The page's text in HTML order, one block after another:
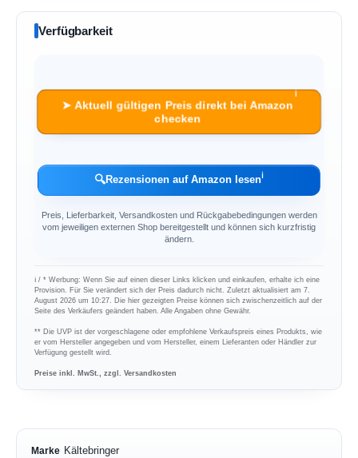
Verfügbarkeit
➤ Aktuell gültigen Preis direkt bei Amazon
checken
ℹ︎
🔍Rezensionen auf Amazon lesenℹ︎
Preis, Lieferbarkeit, Versandkosten und Rückgabebedingungen werden
vom jeweiligen externen Shop bereitgestellt und können sich kurzfristig
ändern.
ℹ︎ / * Werbung: Wenn Sie auf einen dieser Links klicken und einkaufen, erhalte ich eine
Provision. Für Sie verändert sich der Preis dadurch nicht. Zuletzt aktualisiert am 7.
August 2026 um 10:27. Die hier gezeigten Preise können sich zwischenzeitlich auf der
Seite des Verkäufers geändert haben. Alle Angaben ohne Gewähr.
** Die UVP ist der vorgeschlagene oder empfohlene Verkaufspreis eines Produkts, wie
er vom Hersteller angegeben und vom Hersteller, einem Lieferanten oder Händler zur
Verfügung gestellt wird.
Preise inkl. MwSt., zzgl. Versandkosten
Marke Kältebringer